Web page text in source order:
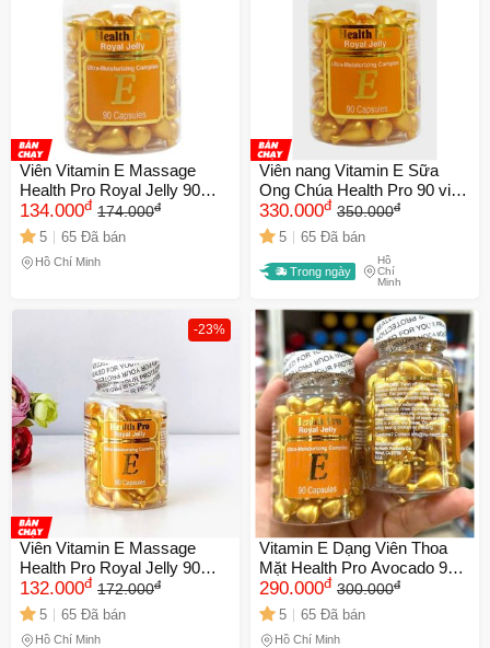
Viên Vitamin E Massage
Health Pro Royal Jelly 90
Viên - Nuôi Dưỡng Da,
Chống Lão Hóa, Cung Cấp
Độ Ẩm Cho Làn Da Mịn
Màng, Sức Khỏe Tốt
134.000đ 174.000đ
5 65 Đã bán
Hồ Chí Minh
Viên nang Vitamin E Sữa
Ong Chúa Health Pro 90 viên
- Dưỡng ẩm, chống lão hóa,
làm mềm da mặt, chăm sóc
sức khỏe làn da hiệu quả
330.000đ 350.000đ
5 65 Đã bán
Trong ngày
Hồ
Chí
Minh
-23%
Viên Vitamin E Massage
Health Pro Royal Jelly 90
Viên - Tăng Cường Sức
Khỏe, Cải Thiện Da và Bổ
Sung Năng Lượng tự nhiên
132.000đ 172.000đ
5 65 Đã bán
Hồ Chí Minh
Vitamin E Dạng Viên Thoa
Mặt Health Pro Avocado 90
Viên - Chăm Sóc Da Chống
Oxy Hóa, Làm Sáng Da, Phù
Hợp Với Da Nhạy Cảm
290.000đ 300.000đ
5 65 Đã bán
Hồ Chí Minh